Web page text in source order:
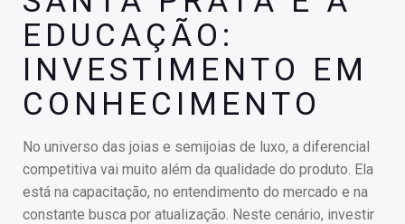
EDUCAÇÃO:
INVESTIMENTO EM
CONHECIMENTO
No universo das joias e semijoias de luxo, a diferencial
competitiva vai muito além da qualidade do produto. Ela
está na capacitação, no entendimento do mercado e na
constante busca por atualização. Neste cenário, investir